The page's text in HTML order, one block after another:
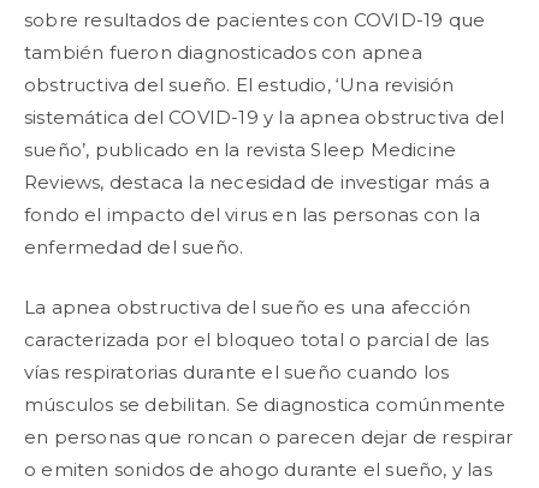
sobre resultados de pacientes con COVID-19 que
también fueron diagnosticados con apnea
obstructiva del sueño. El estudio, ‘Una revisión
sistemática del COVID-19 y la apnea obstructiva del
sueño’, publicado en la revista Sleep Medicine
Reviews, destaca la necesidad de investigar más a
fondo el impacto del virus en las personas con la
enfermedad del sueño.
La apnea obstructiva del sueño es una afección
caracterizada por el bloqueo total o parcial de las
vías respiratorias durante el sueño cuando los
músculos se debilitan. Se diagnostica comúnmente
en personas que roncan o parecen dejar de respirar
o emiten sonidos de ahogo durante el sueño, y las